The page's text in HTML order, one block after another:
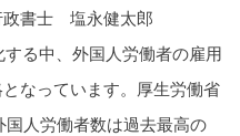
書士 塩永健太郎
る中、外国人労働者の雇用
なっています。厚生労働省
国人労働者数は過去最高の